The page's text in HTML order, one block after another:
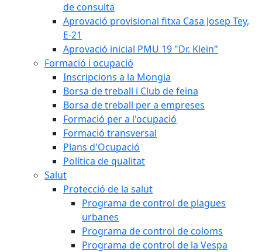
de consulta
Aprovació provisional fitxa Casa Josep Tey,
E-21
Aprovació inicial PMU 19 "Dr. Klein"
Formació i ocupació
Inscripcions a la Mongia
Borsa de treball i Club de feina
Borsa de treball per a empreses
Formació per a l'ocupació
Formació transversal
Plans d'Ocupació
Política de qualitat
Salut
Protecció de la salut
Programa de control de plagues
urbanes
Programa de control de coloms
Programa de control de la Vespa